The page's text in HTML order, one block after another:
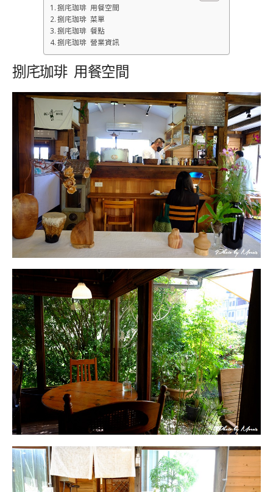
捌㡯珈琲 用餐空間
捌㡯珈琲 菜單
捌㡯珈琲 餐點
捌㡯珈琲 營業資訊
捌㡯珈琲 用餐空間